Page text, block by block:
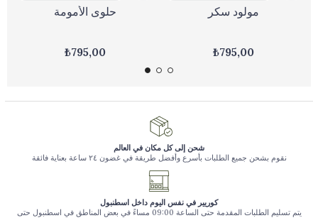
حلوى الأمومة
₺795,00
مولود سكر
₺795,00
شحن إلى كل مكان في العالم
نقوم بشحن جميع الطلبات بأسرع وأفضل طريقة في غضون ٢٤ ساعة بعناية فائقة
كوريير في نفس اليوم داخل اسطنبول
يتم تسليم الطلبات المقدمة حتى الساعة 09:00 مساءً في بعض المناطق في اسطنبول حتى